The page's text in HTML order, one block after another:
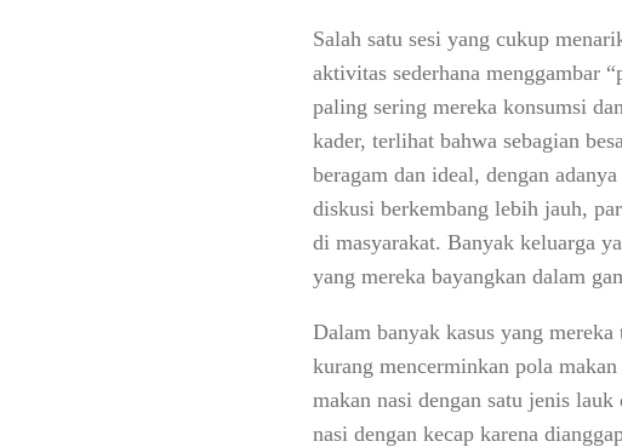
Salah satu sesi yang cukup
aktivitas sederhana menggambar
paling sering mereka konsumsi
kader, terlihat bahwa sebagian
beragam dan ideal, dengan
diskusi berkembang lebih jauh,
di masyarakat. Banyak keluarga
yang mereka bayangkan dalam
Dalam banyak kasus yang
kurang mencerminkan pola
makan nasi dengan satu jenis
nasi dengan kecap karena